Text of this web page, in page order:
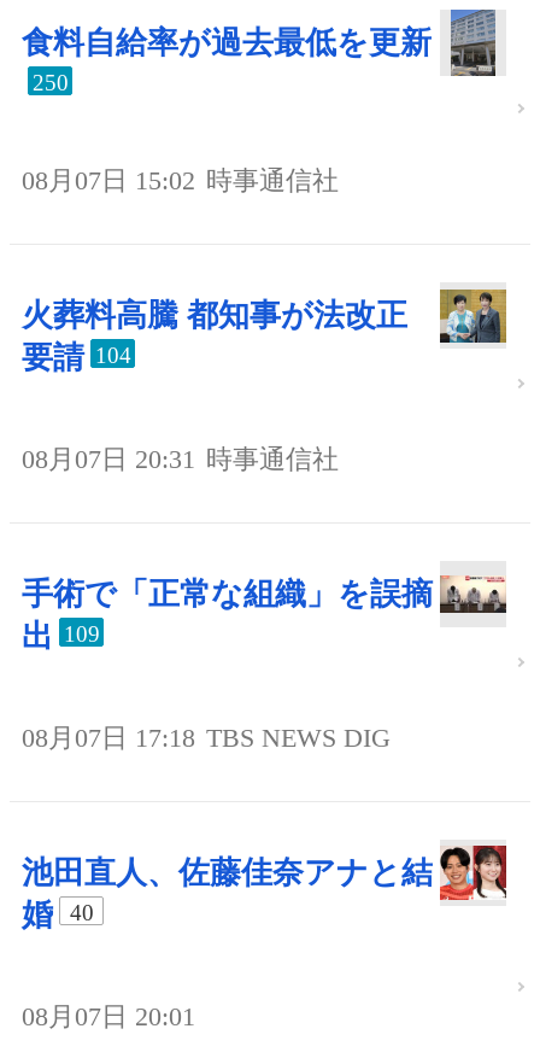
食料自給率が過去最低を更新
250
08月07日 15:02 時事通信社
火葬料高騰 都知事が法改正
要請 104
08月07日 20:31 時事通信社
手術で「正常な組織」を誤摘
出
109
08月07日 17:18 TBS NEWS DIG
池田直人、佐藤佳奈アナと結
婚
40
08月07日 20:01